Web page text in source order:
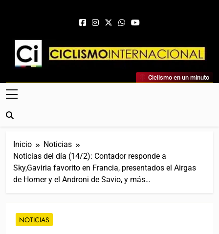
Ciclismo Internacional
Web Dedicada Al Ciclismo Mundial. Entrevistas, Análisis,
Crónicas, Previas Y Más. La Web Ciclista De Referencia.
Ciclismo en un minuto
Inicio
Noticias
Noticias del día (14/2): Contador responde a
Sky,Gaviria favorito en Francia, presentados el Airgas
de Horner y el Androni de Savio, y más…
NOTICIAS